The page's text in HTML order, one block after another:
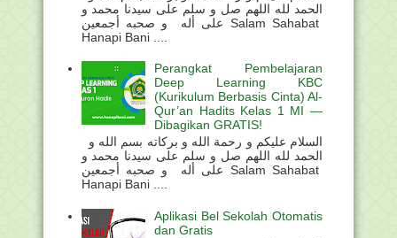
الحمد لله اللهم صل و سلم على سيدنا محمد و
على أله و صحبه أجمعين Salam Sahabat
Hanapi Bani ....
Perangkat Pembelajaran
Deep Learning KBC
(Kurikulum Berbasis Cinta) Al-
Qur’an Hadits Kelas 1 MI —
Dibagikan GRATIS!
الحمد لله اللهم صل و سلم على سيدنا محمد و
على أله و صحبه أجمعين Salam Sahabat
Hanapi Bani ....
Aplikasi Bel Sekolah Otomatis
dan Gratis